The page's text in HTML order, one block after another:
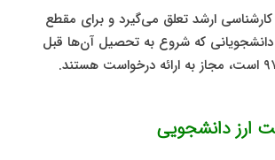
ارشد تعلق می‌گیرد و برای مقطع
که شروع به تحصیل آن‌‌ها قبل
ارز دانشجویی